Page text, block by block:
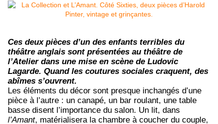
Ces deux pièces d’un des enfants terribles du
théâtre anglais sont présentées au théâtre de
l’Atelier dans une mise en scène de Ludovic
Lagarde. Quand les coutures sociales craquent, des
abîmes s’ouvrent.
Les éléments du décor sont presque inchangés d’une
pièce à l’autre : un canapé, un bar roulant, une table
basse disent l’importance du salon. Un lit, dans
l’Amant, matérialisera la chambre à coucher du couple,